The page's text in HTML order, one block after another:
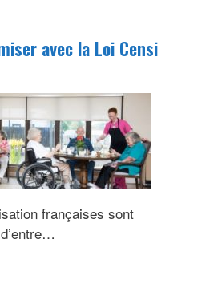
avec la Loi Censi
françaises sont